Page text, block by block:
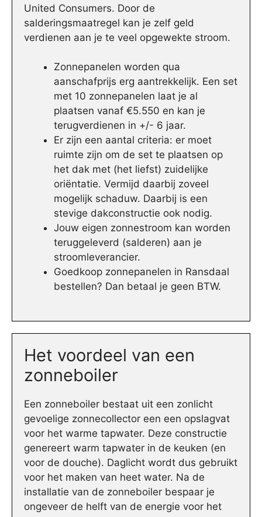
United Consumers. Door de
salderingsmaatregel kan je zelf geld
verdienen aan je te veel opgewekte stroom.
Zonnepanelen worden qua
aanschafprijs erg aantrekkelijk. Een set
met 10 zonnepanelen laat je al
plaatsen vanaf €5.550 en kan je
terugverdienen in +/- 6 jaar.
Er zijn een aantal criteria: er moet
ruimte zijn om de set te plaatsen op
het dak met (het liefst) zuidelijke
oriëntatie. Vermijd daarbij zoveel
mogelijk schaduw. Daarbij is een
stevige dakconstructie ook nodig.
Jouw eigen zonnestroom kan worden
teruggeleverd (salderen) aan je
stroomleverancier.
Goedkoop zonnepanelen in Ransdaal
bestellen? Dan betaal je geen BTW.
Het voordeel van een
zonneboiler
Een zonneboiler bestaat uit een zonlicht
gevoelige zonnecollector een een opslagvat
voor het warme tapwater. Deze constructie
genereert warm tapwater in de keuken (en
voor de douche). Daglicht wordt dus gebruikt
voor het maken van heet water. Na de
installatie van de zonneboiler bespaar je
ongeveer de helft van de energie voor het